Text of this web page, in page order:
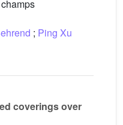
; Ping Xu
coverings over